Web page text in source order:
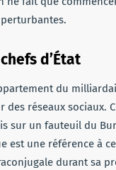
d’État
du
des réseaux sociaux.
sur un fauteuil du
est une référence à
durant sa